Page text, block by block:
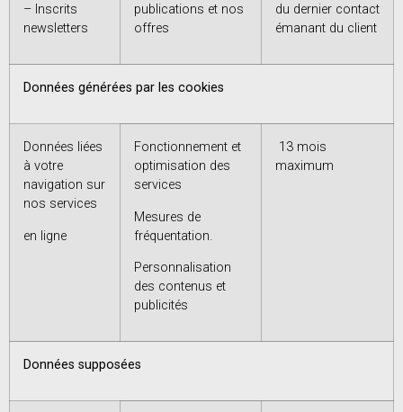
– Inscrits
newsletters
publications et nos
offres
du dernier contact
émanant du client
Données générées par les cookies
Données liées
à votre
navigation sur
nos services
en ligne
Fonctionnement et
optimisation des
services
Mesures de
fréquentation.
Personnalisation
des contenus et
publicités
13 mois
maximum
Données supposées